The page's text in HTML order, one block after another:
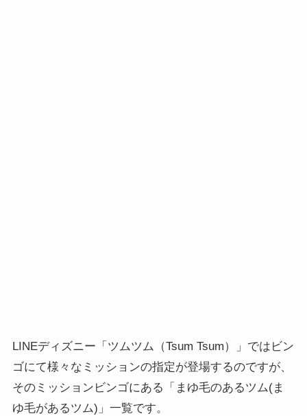
LINEディズニー「ツムツム（Tsum Tsum）」ではビン
ゴにて様々なミッションの指定が登場するのですが、
そのミッションビンゴにある「まゆ毛のあるツム(ま
ゆ毛があるツム)」一覧です。